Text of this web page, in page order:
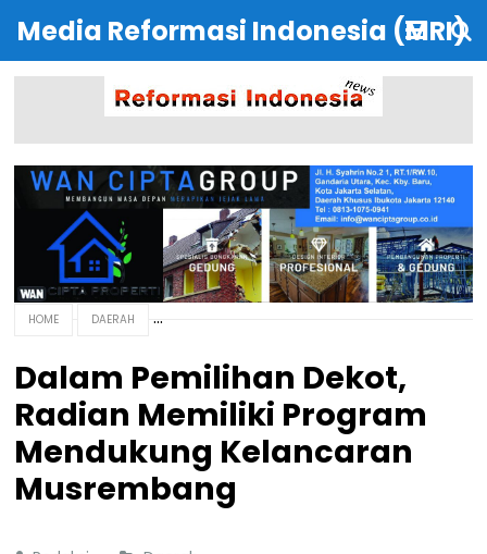
Media Reformasi Indonesia (MRI)
HOME DAERAH
Dalam Pemilihan Dekot,
Radian Memiliki Program
Mendukung Kelancaran
Musrembang